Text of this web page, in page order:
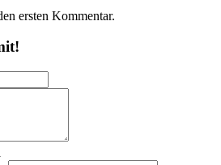
ersten Kommentar.